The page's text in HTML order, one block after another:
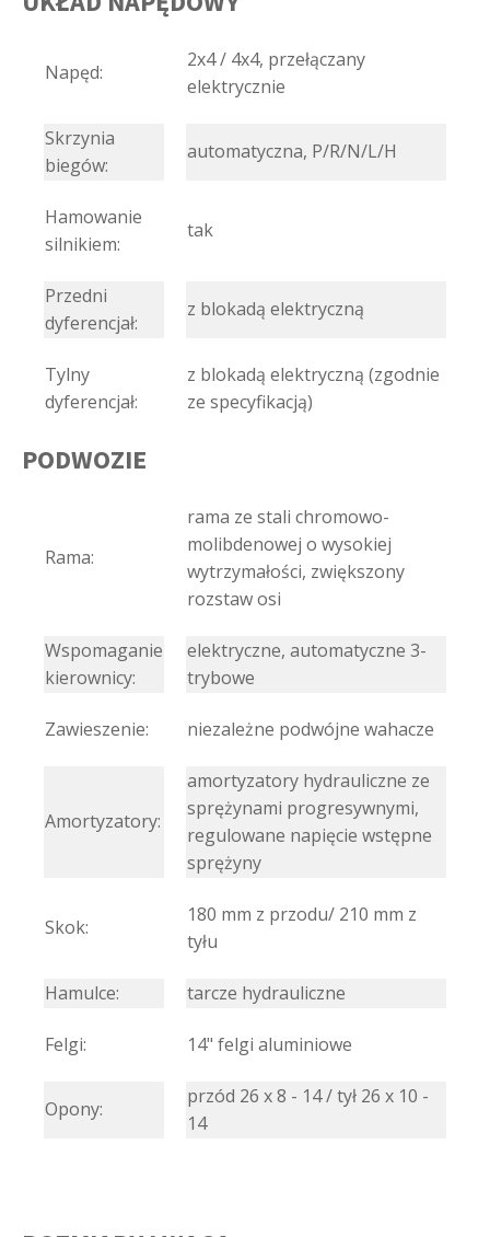
Napęd:
2x4 / 4x4, przełączany
elektrycznie
Skrzynia
biegów:
automatyczna, P/R/N/L/H
Hamowanie
silnikiem:
tak
Przedni
dyferencjał:
z blokadą elektryczną
Tylny
dyferencjał:
z blokadą elektryczną (zgodnie
ze specyfikacją)
PODWOZIE
Rama:
rama ze stali chromowo-
molibdenowej o wysokiej
wytrzymałości, zwiększony
rozstaw osi
Wspomaganie
kierownicy:
elektryczne, automatyczne 3-
trybowe
Zawieszenie: niezależne podwójne wahacze
Amortyzatory:
amortyzatory hydrauliczne ze
sprężynami progresywnymi,
regulowane napięcie wstępne
sprężyny
Skok:
180 mm z przodu/ 210 mm z
tyłu
Hamulce: tarcze hydrauliczne
Felgi: 14" felgi aluminiowe
Opony:
przód 26 x 8 - 14 / tył 26 x 10 -
14